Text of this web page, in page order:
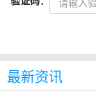
最新资讯